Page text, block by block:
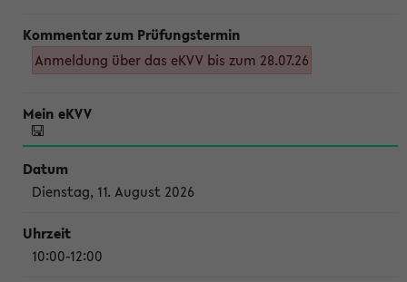
Anmeldung über das eKVV bis zum 28.07.26
Dienstag, 11. August 2026
10:00-12:00